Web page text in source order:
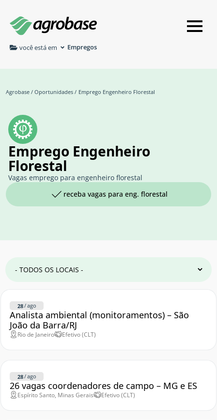
você está em Empregos
Agrobase / Oportunidades / Emprego Engenheiro Florestal
Emprego Engenheiro
Florestal
Vagas emprego para engenheiro florestal
receba vagas para eng. florestal
28/ago
Analista ambiental (monitoramentos) – São
João da Barra/RJ
Rio de Janeiro Efetivo (CLT)
28/ago
26 vagas coordenadores de campo – MG e ES
Espírito Santo, Minas Gerais Efetivo (CLT)